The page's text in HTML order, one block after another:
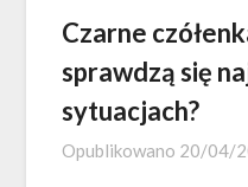
Czarne
sprawdzą się
sytuacjach?
Opublikowano 20/04/